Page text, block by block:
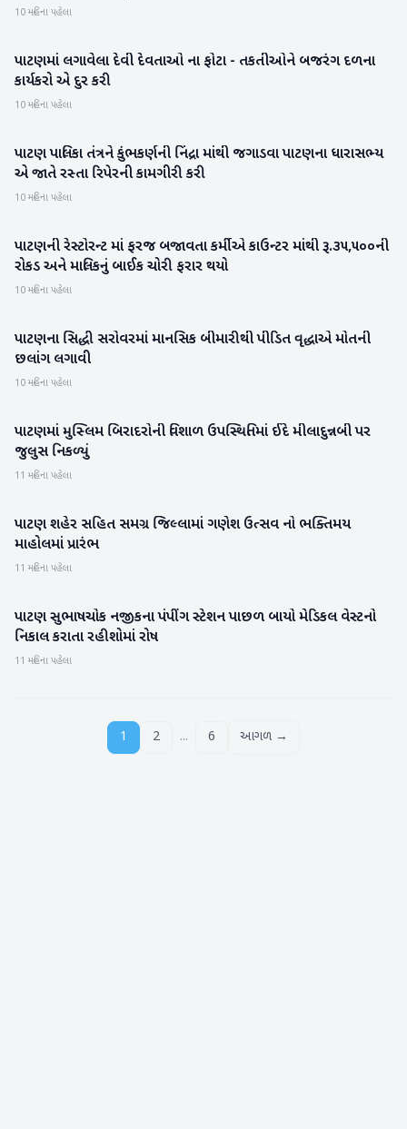
10 મહિના પહેલા
પાટણ
પાટણમાં લગાવેલા દેવી દેવતાઓ ના ફોટા - તકતીઓને બજરંગ દળના
કાર્યકરો એ દુર કરી
10 મહિના પહેલા
પાટણ
પાટણ પાલિકા તંત્રને કુંભકર્ણની નિંદ્રા માંથી જગાડવા પાટણના ધારાસભ્ય
એ જાતે રસ્તા રિપેરની કામગીરી કરી
10 મહિના પહેલા
પાટણ
પાટણની રેસ્ટોરન્ટ માં ફરજ બજાવતા કર્મીએ કાઉન્ટર માંથી રૂ.૩૫,૫૦૦ની
રોકડ અને માલિકનું બાઈક ચોરી ફરાર થયો
10 મહિના પહેલા
પાટણ
પાટણના સિદ્ધી સરોવરમાં માનસિક બીમારીથી પીડિત વૃદ્ધાએ મોતની
છલાંગ લગાવી
10 મહિના પહેલા
પાટણ
પાટણમાં મુસ્લિમ બિરાદરોની વિશાળ ઉપસ્થિતિમાં ઈદે મીલાદુન્નબી પર
જુલુસ નિકળ્યું
11 મહિના પહેલા
પાટણ
પાટણ શહેર સહિત સમગ્ર જિલ્લામાં ગણેશ ઉત્સવ નો ભક્તિમય
માહોલમાં પ્રારંભ
11 મહિના પહેલા
પાટણ
પાટણ સુભાષચોક નજીકના પંપીંગ સ્ટેશન પાછળ બાયો મેડિકલ વેસ્ટનો
નિકાલ કરાતા રહીશોમાં રોષ
11 મહિના પહેલા
1 2 ... 6 આગળ →